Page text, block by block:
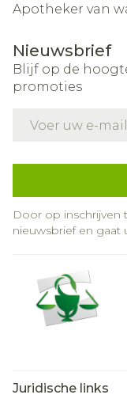
Apotheker van
Nieuwsbrief
Blijf op de
promoties
Door op inschrijven
nieuwsbrief en gaat
Juridische links